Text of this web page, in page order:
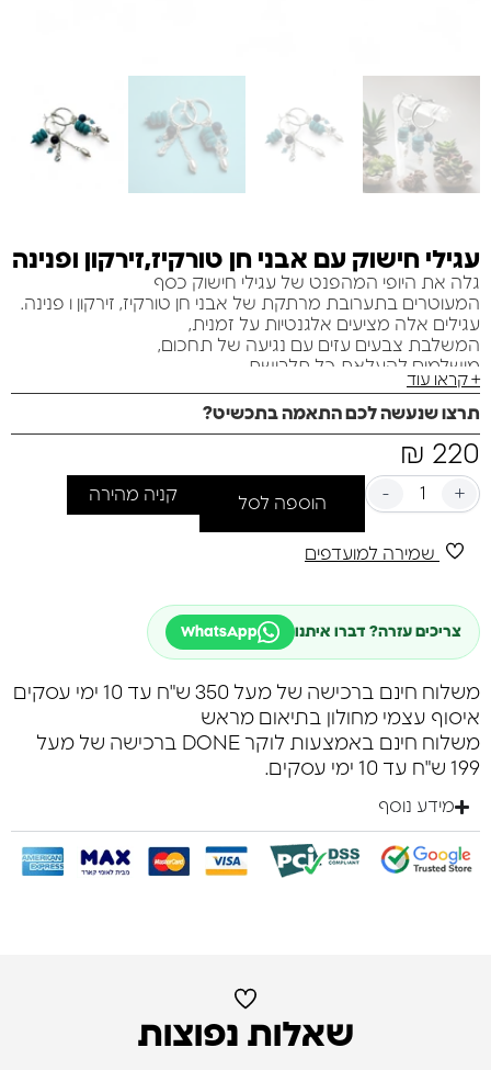
עגילי חישוק עם אבני חן טורקיז,זירקון ופנינה
גלה את היופי המהפנט של עגילי חישוק כסף
המעוטרים בתערובת מרתקת של אבני חן טורקיז, זירקון ו פנינה.
עגילים אלה מציעים אלגנטיות על זמנית,
המשלבת צבעים עזים עם נגיעה של תחכום,
מושלמים להעלאת כל תלבושת.
+ קראו עוד
תרצו שנעשה לכם התאמה בתכשיט?
₪ 220
- +
הוספה לסל קניה מהירה
שמירה למועדפים
צריכים עזרה? דברו איתנו WhatsApp
משלוח חינם ברכישה של מעל 350 ש"ח עד 10 ימי עסקים
איסוף עצמי מחולון בתיאום מראש
משלוח חינם באמצעות לוקר DONE ברכישה של מעל
199 ש"ח עד 10 ימי עסקים.
מידע נוסף
שאלות נפוצות